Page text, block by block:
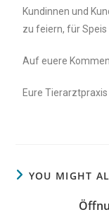
Kundinnen und
zu feiern, für Speis
Auf euere
Eure
YOU MIGHT